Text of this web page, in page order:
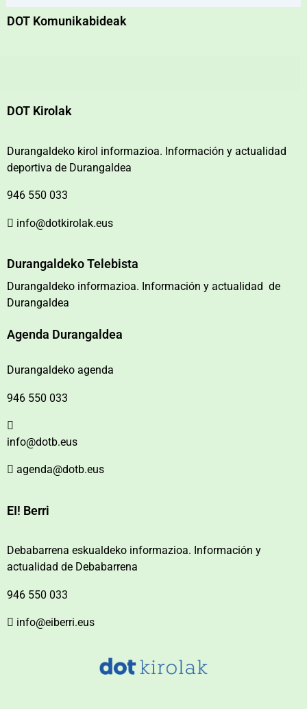
DOT Komunikabideak
DOT Kirolak
Durangaldeko kirol informazioa. Información y actualidad
deportiva de Durangaldea
946 550 033
info@dotkirolak.eus
Durangaldeko Telebista
Durangaldeko informazioa. Información y actualidad de
Durangaldea
Agenda Durangaldea
Durangaldeko agenda
946 550 033
info@dotb.eus
agenda@dotb.eus
EI! Berri
Debabarrena eskualdeko informazioa. Información y
actualidad de Debabarrena
946 550 033
info@eiberri.eus